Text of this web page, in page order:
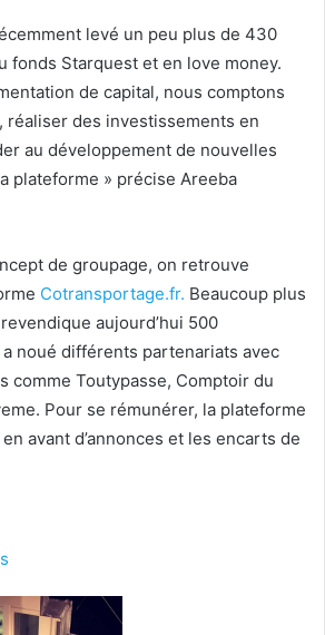
levé un peu plus de 430
fonds Starquest et en love money.
de capital, nous comptons
réaliser des investissements en
au développement de nouvelles
plateforme » précise Areeba
de groupage, on retrouve
Cotransportage.fr. Beaucoup plus
aujourd’hui 500
noué différents partenariats avec
comme Toutypasse, Comptoir du
Pour se rémunérer, la plateforme
avant d’annonces et les encarts de